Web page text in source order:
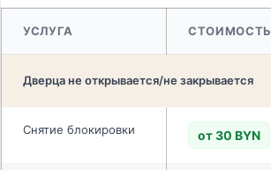
УСЛУГА СТОИМОСТЬ
Дверца не открывается/не закрывается
Снятие блокировки от 30 BYN